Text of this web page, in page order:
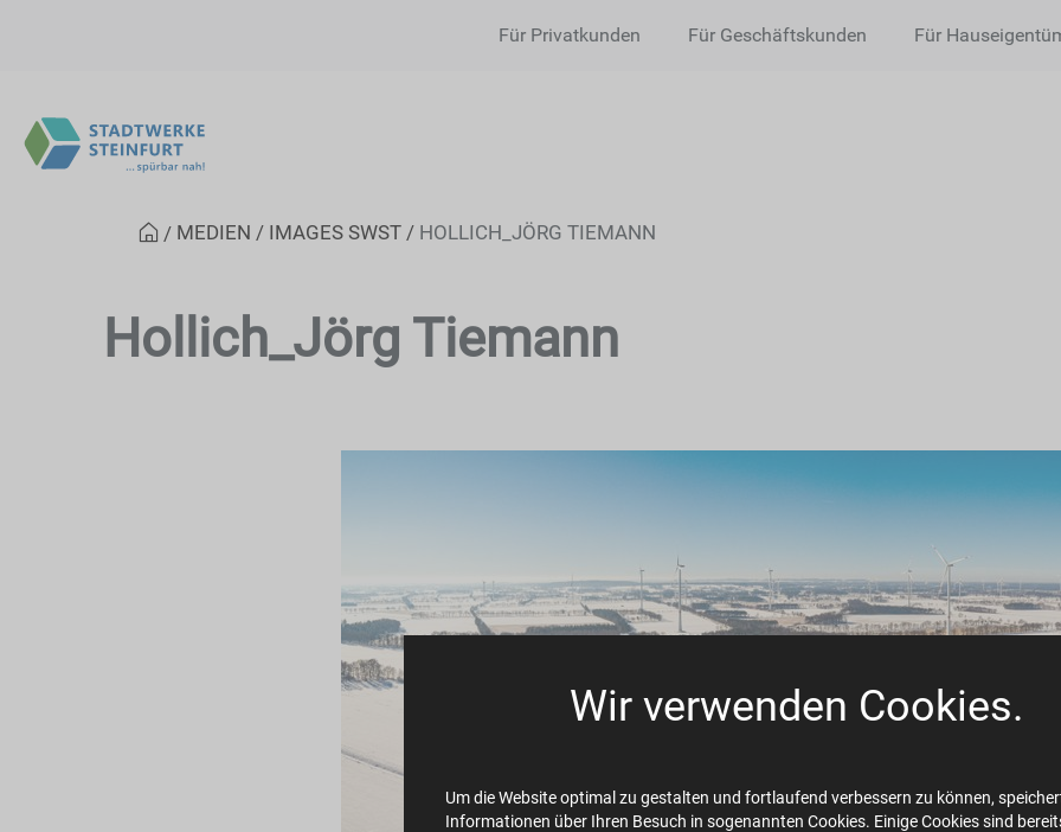
Wir verwenden Cookies.
Um die Website optimal zu gestalten und fortlaufend verbessern zu können,
Informationen über Ihren Besuch in sogenannten Cookies. Einige Cookies sind
Für Privatkunden Für Geschäftskunden Für
MEDIEN IMAGES SWST HOLLICH_JÖRG TIEMANN
Hollich_Jörg Tiemann